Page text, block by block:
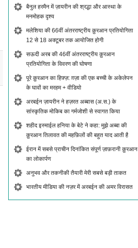
बैनुल हरमैन में ज़ायरीन की श्रद्धा और आस्था के
मनमोहक दृश्य
मलेशिया की 66वीं अंतरराष्ट्रीय क़ुरआन प्रतियोगिता
12 से 18 अक्टूबर तक आयोजित होगी
सऊदी अरब की 46वीं अंतरराष्ट्रीय क़ुरआन
प्रतियोगिता के विवरण की घोषणा
पूरे क़ुरआन का हिफ़्ज़: ग़ज़ा की एक बच्ची के अकेलेपन
के घावों का मरहम + वीडियो
अरबईन ज़ायरीन ने हज़रत अब्बास (अ.स.) के
सांस्कृतिक मोकिब का गर्मजोशी से स्वागत किया
शहीद इस्माईल हनिया के बेटे ने कहा: मुझे अब्बा की
क़ुरआन तिलावत की महफ़िलों की बहुत याद आती है
ईरान में सबसे प्राचीन दिनांकित संपूर्ण ज़ाफ़रानी क़ुरआन
का लोकार्पण
अनुभव और तकनीकी तैयारी मेरी सबसे बड़ी ताकत
भारतीय मीडिया की नज़र में अरबईन की अमर विरासत